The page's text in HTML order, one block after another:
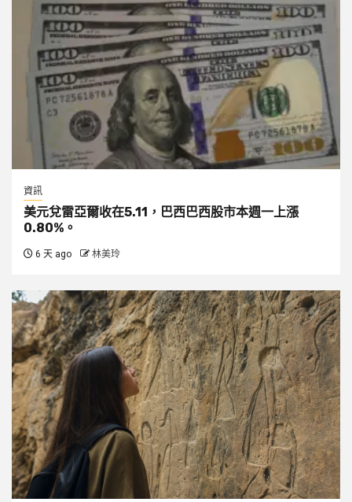
資訊
美元兌雷亞爾收在5.11，巴西巴西股市本週一上漲
0.80%。
6 天 ago 林美玲